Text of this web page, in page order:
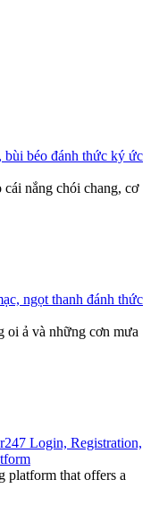
bùi béo đánh thức ký ức
nắng chói chang, cơ
ngọt thanh đánh thức
oi ả và những cơn mưa
Login, Registration,
platform that offers a